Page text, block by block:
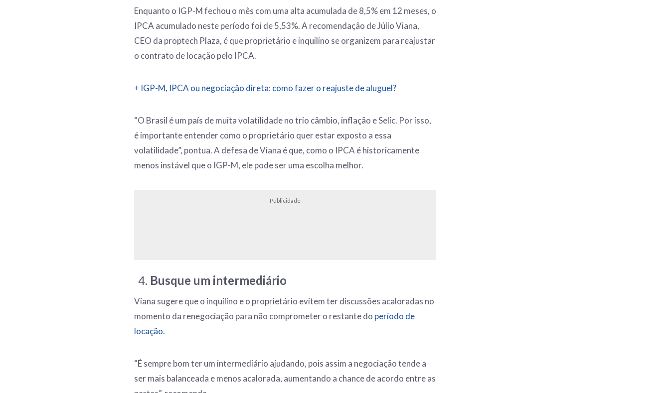
Enquanto o IGP-M fechou o mês com uma alta acumulada de 8,5% em 12 meses, o
IPCA acumulado neste período foi de 5,53%. A recomendação de Júlio Viana,
CEO da proptech Plaza, é que proprietário e inquilino se organizem para reajustar
o contrato de locação pelo IPCA.
+ IGP-M, IPCA ou negociação direta: como fazer o reajuste de aluguel?
“O Brasil é um país de muita volatilidade no trio câmbio, inflação e Selic. Por isso,
é importante entender como o proprietário quer estar exposto a essa
volatilidade”, pontua. A defesa de Viana é que, como o IPCA é historicamente
menos instável que o IGP-M, ele pode ser uma escolha melhor.
Publicidade
Busque um intermediário
Viana sugere que o inquilino e o proprietário evitem ter discussões acaloradas no
momento da renegociação para não comprometer o restante do período de
locação.
“É sempre bom ter um intermediário ajudando, pois assim a negociação tende a
ser mais balanceada e menos acalorada, aumentando a chance de acordo entre as